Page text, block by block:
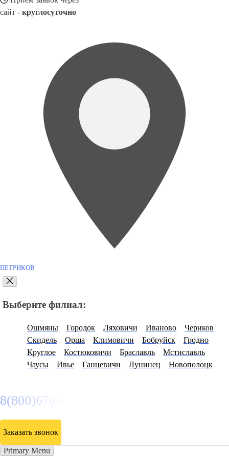
сайт - круглосуточно
ПЕТРИКОВ
Выберите филиал:
Ошмяны Городок Ляховичи Иваново
Чериков
Скидель
Орша Климовичи Бобруйск
Гродно
Круглое
Костюковичи Браславль
Мстиславль
Чаусы
Ивье Ганцевичи Лунинец Новополоцк
8(800)6764935
Заказать звонок
Primary Menu